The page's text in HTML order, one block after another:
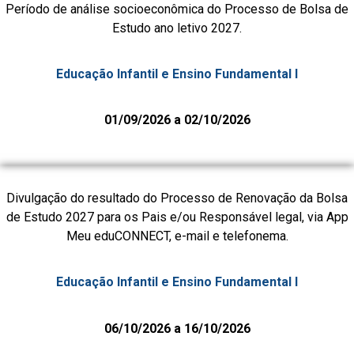
Período de análise socioeconômica do Processo de Bolsa de
Estudo ano letivo 2027.
Educação Infantil e Ensino Fundamental I
01/09/2026 a 02/10/2026
Divulgação do resultado do Processo de Renovação da Bolsa
de Estudo 2027 para os Pais e/ou Responsável legal, via App
Meu eduCONNECT, e-mail e telefonema.
Educação Infantil e Ensino Fundamental I
06/10/2026 a 16/10/2026